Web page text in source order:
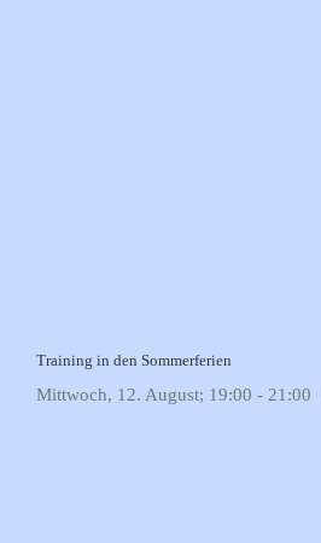
Training in den Sommerferien
Mittwoch, 12. August; 19:00 - 21:00